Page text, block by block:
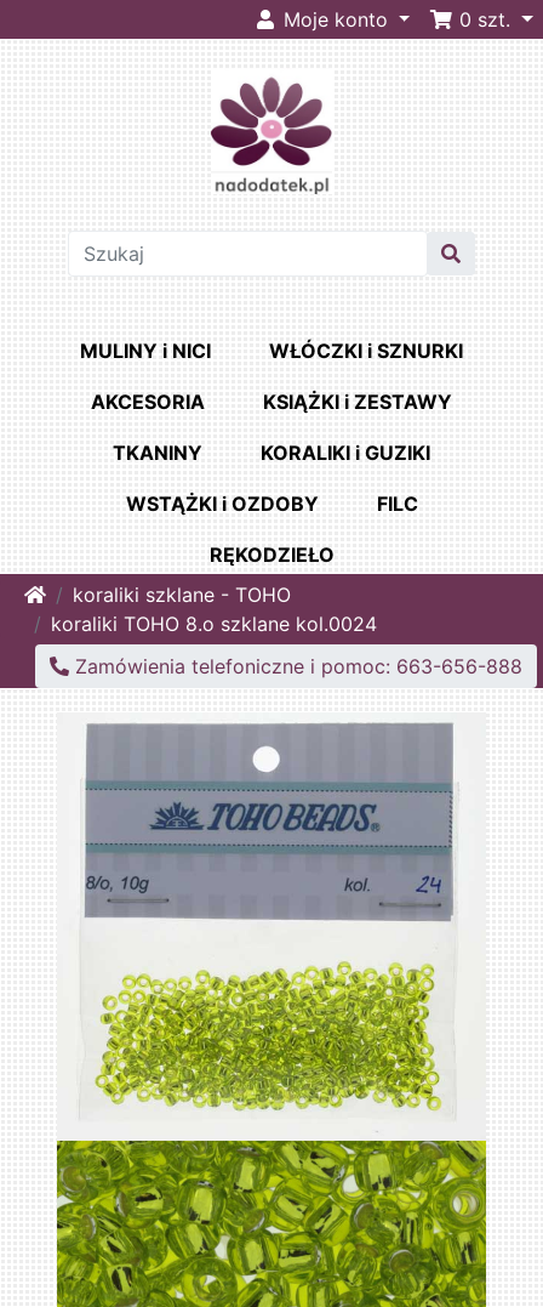
Moje konto 0 szt.
MULINY i NICI WŁÓCZKI i SZNURKI
AKCESORIA KSIĄŻKI i ZESTAWY
TKANINY KORALIKI i GUZIKI
WSTĄŻKI i OZDOBY FILC
RĘKODZIEŁO
Homekoraliki szklane - TOHO
koraliki TOHO 8.o szklane kol.0024
Zamówienia telefoniczne i pomoc: 663-656-888